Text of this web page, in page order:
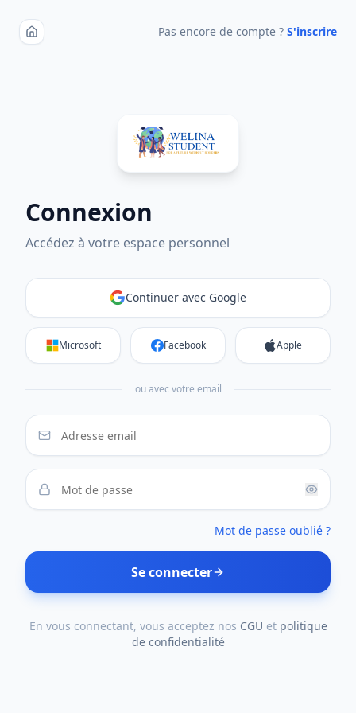
Pas encore de compte ? S'inscrire
Connexion
Accédez à votre espace personnel
Continuer avec Google
Microsoft Facebook Apple
ou avec votre email
Mot de passe oublié ?
Se connecter
En vous connectant, vous acceptez nos CGU et politique
de confidentialité